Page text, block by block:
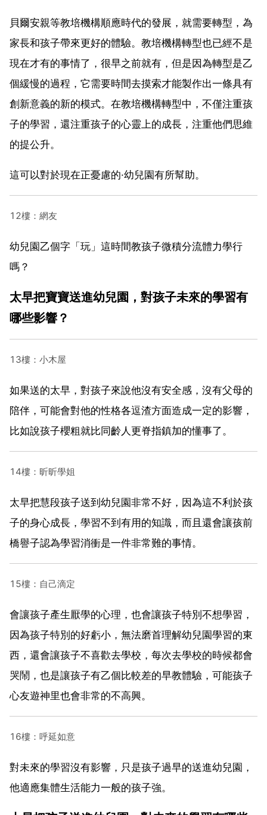
貝爾安親等教培機構順應時代的發展，就需要轉型，為
家長和孩子帶來更好的體驗。教培機構轉型也已經不是
現在才有的事情了，很早之前就有，但是因為轉型是乙
個緩慢的過程，它需要時間去摸索才能製作出一條具有
創新意義的新的模式。在教培機構轉型中，不僅注重孩
子的學習，還注重孩子的心靈上的成長，注重他們思維
的提公升。
這可以對於現在正憂慮的·幼兒園有所幫助。
12樓：網友
幼兒園乙個字「玩」這時間教孩子微積分流體力學行
嗎？
太早把寶寶送進幼兒園，對孩子未來的學習有
哪些影響？
13樓：小木屋
如果送的太早，對孩子來說他沒有安全感，沒有父母的
陪伴，可能會對他的性格各逗渣方面造成一定的影響，
比如說孩子櫻粗就比同齡人更脊指鎮加的懂事了。
14樓：昕昕學姐
太早把慧段孩子送到幼兒園非常不好，因為這不利於孩
子的身心成長，學習不到有用的知識，而且還會讓孩前
橋譽子認為學習消衝是一件非常難的事情。
15樓：自己滴定
會讓孩子產生厭學的心理，也會讓孩子特別不想學習，
因為孩子特別的好虧小，無法磨首理解幼兒園學習的東
西，還會讓孩子不喜歡去學校，每次去學校的時候都會
哭鬧，也是讓孩子有乙個比較差的早教體驗，可能孩子
心友遊神里也會非常的不高興。
16樓：呼延如意
對未來的學習沒有影響，只是孩子過早的送進幼兒園，
他適應集體生活能力一般的孩子強。